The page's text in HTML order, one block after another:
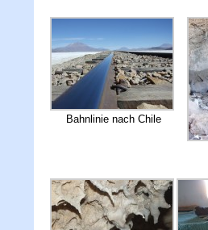
Bahnlinie nach Chile